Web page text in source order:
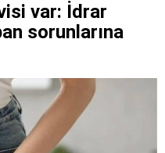
var: İdrar
sorunlarına